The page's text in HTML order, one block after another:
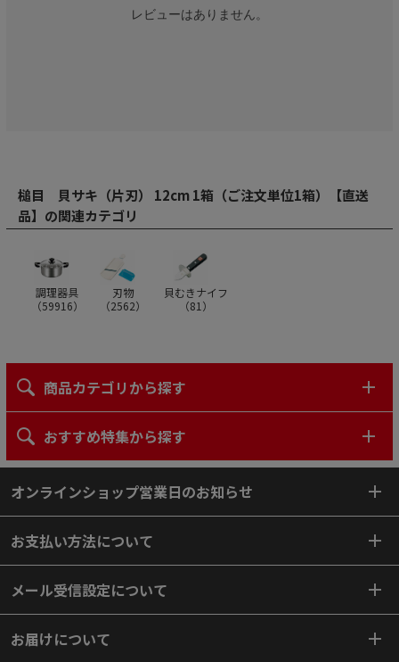
レビューはありません。
槌目 貝サキ（片刃） 12cm 1箱（ご注文単位1箱）【直送
品】の関連カテゴリ
調理器具
（59916）
刃物
（2562）
貝むきナイフ
（81 ）
商品カテゴリから探す
おすすめ特集から探す
オンラインショップ営業日のお知らせ
お支払い方法について
メール受信設定について
お届けについて